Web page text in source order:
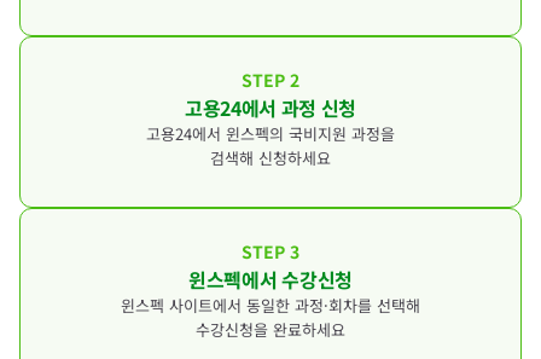
은 10만원 차감
출결부정·부정수급의 경우 크레딧 잔액 전액 차감
진도율 80% 이상 시, 중도포기 불가
[예시] 크레딧 잔액이 10만원이고, 수강을 희망하
크레딧 10만원 사용 + 자부담 2만원(훈련비의
10%)만으로 수강 가능
지급된 크레딧 소진 시 까지 제한없이 수강
가능하며 일반훈련과정 수강은 불가합니다.
디지털 기초역량훈련과정 내 수강 횟수 제한
없음(단, 동일 과정 재수강은 불가)
STEP 2
고용24에서 과정 신청
고용24에서 윈스펙의 국비지원 과정을
검색해 신청하세요
STEP 3
윈스펙에서 수강신청
윈스펙 사이트에서 동일한 과정·회차를 선택해
수강신청을 완료하세요